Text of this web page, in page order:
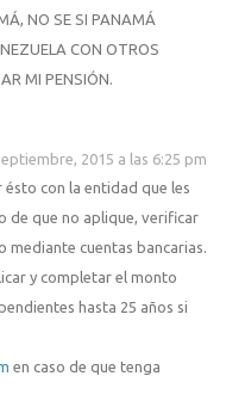
NO SE SI PANAMÁ
CON OTROS
MI PENSIÓN.
2015 a las 6:25 pm
con la entidad que les
de que no aplique, verificar
mediante cuentas bancarias.
y completar el monto
hasta 25 años si
en caso de que tenga